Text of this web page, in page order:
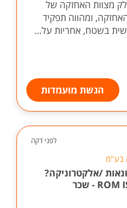
מצוות האחזקה של
ומהווה תפקיד
הגשת מועמדות
לפני דקה
בע"מ
/אלקטרוניקה?
הצטרף /י לROM ISRAEL - שכר